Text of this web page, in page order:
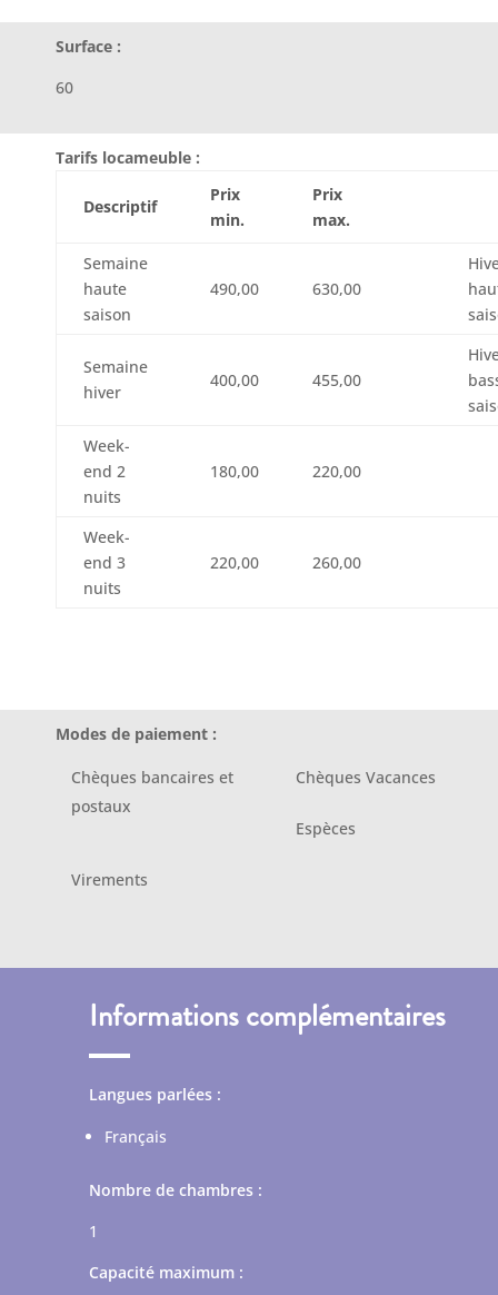
Surface :
60
Tarifs locameuble :
Descriptif
Prix
min.
Prix
max.
Semaine
haute
saison
490,00 630,00
Semaine
hiver
400,00 455,00
Week-
end 2
nuits
180,00 220,00
Week-
end 3
nuits
220,00 260,00
Modes de paiement :
Chèques bancaires et
postaux
Chèques Vacances
Espèces
Virements
Informations complémentaires
Langues parlées :
Français
Nombre de chambres :
1
Capacité maximum :